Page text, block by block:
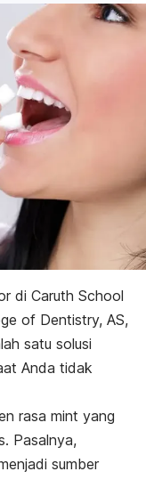
di Caruth School
of Dentistry, AS,
satu solusi
Anda tidak
rasa mint yang
Pasalnya,
sumber